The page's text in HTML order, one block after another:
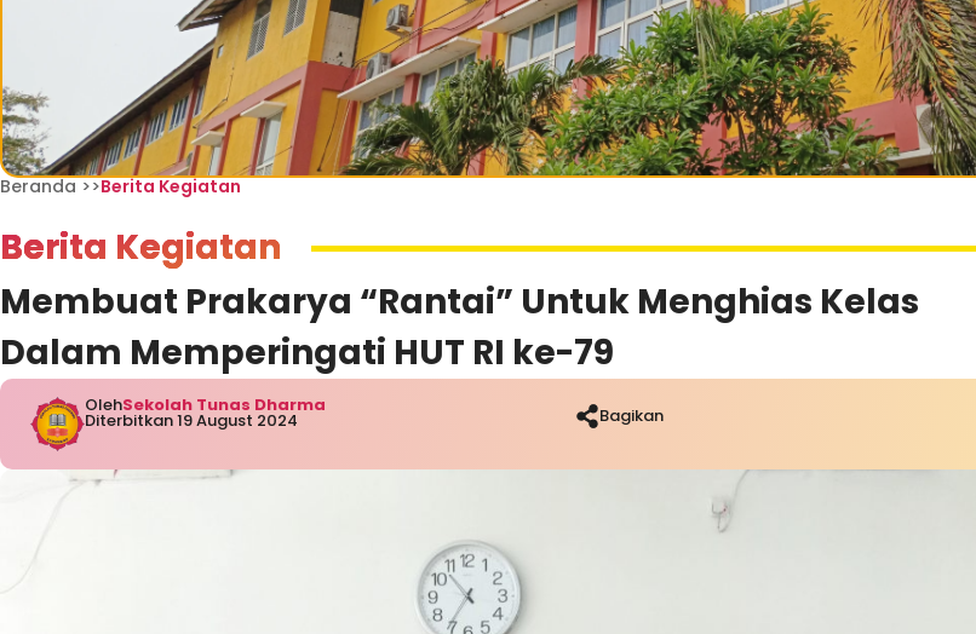
Beranda >>Berita Kegiatan
Berita Kegiatan
Membuat Prakarya “Rantai” Untuk Menghias Kelas
Dalam Memperingati HUT RI ke-79
OlehSekolah Tunas Dharma
Diterbitkan 19 August 2024 Bagikan